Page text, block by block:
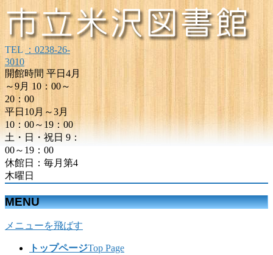
TEL
：0238-26-
3010
開館時間 平日4月
～9月 10：00～
20：00
平日10月～3月
10：00～19：00
土・日・祝日 9：
00～19：00
休館日：毎月第4
木曜日
MENU
メニューを飛ばす
トップページTop Page